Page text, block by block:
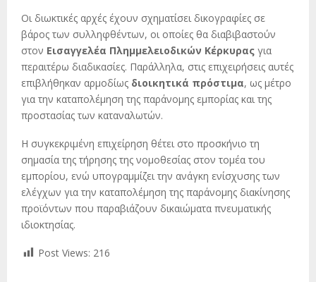
Οι διωκτικές αρχές έχουν σχηματίσει δικογραφίες σε
βάρος των συλληφθέντων, οι οποίες θα διαβιβαστούν
στον Εισαγγελέα Πλημμελειοδικών Κέρκυρας για
περαιτέρω διαδικασίες. Παράλληλα, στις επιχειρήσεις αυτές
επιβλήθηκαν αρμοδίως διοικητικά πρόστιμα, ως μέτρο
για την καταπολέμηση της παράνομης εμπορίας και της
προστασίας των καταναλωτών.
Η συγκεκριμένη επιχείρηση θέτει στο προσκήνιο τη
σημασία της τήρησης της νομοθεσίας στον τομέα του
εμπορίου, ενώ υπογραμμίζει την ανάγκη ενίσχυσης των
ελέγχων για την καταπολέμηση της παράνομης διακίνησης
προϊόντων που παραβιάζουν δικαιώματα πνευματικής
ιδιοκτησίας.
Post Views: 216